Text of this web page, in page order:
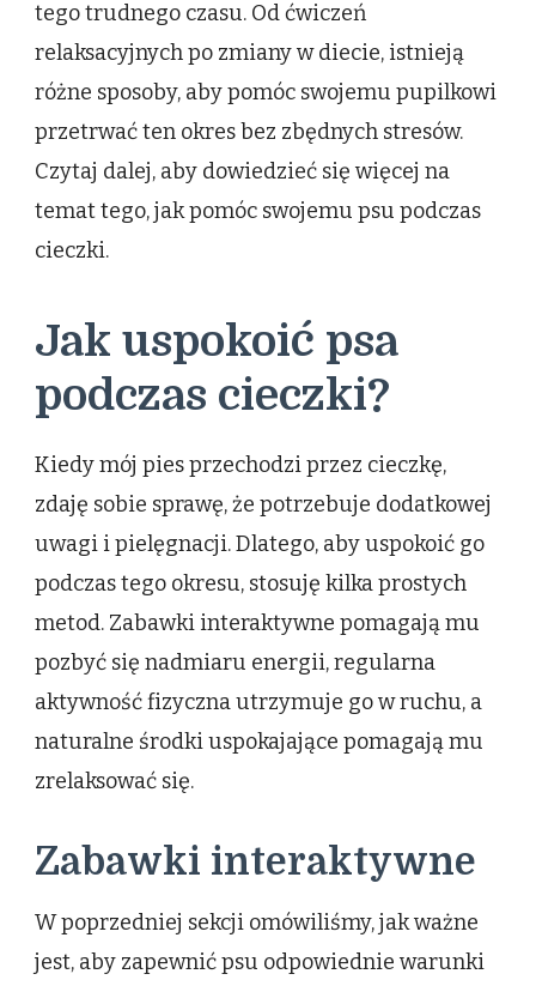
tego trudnego czasu. Od ćwiczeń
relaksacyjnych po zmiany w diecie, istnieją
różne sposoby, aby pomóc swojemu pupilkowi
przetrwać ten okres bez zbędnych stresów.
Czytaj dalej, aby dowiedzieć się więcej na
temat tego, jak pomóc swojemu psu podczas
cieczki.
Jak uspokoić psa
podczas cieczki?
Kiedy mój pies przechodzi przez cieczkę,
zdaję sobie sprawę, że potrzebuje dodatkowej
uwagi i pielęgnacji. Dlatego, aby uspokoić go
podczas tego okresu, stosuję kilka prostych
metod. Zabawki interaktywne pomagają mu
pozbyć się nadmiaru energii, regularna
aktywność fizyczna utrzymuje go w ruchu, a
naturalne środki uspokajające pomagają mu
zrelaksować się.
Zabawki interaktywne
W poprzedniej sekcji omówiliśmy, jak ważne
jest, aby zapewnić psu odpowiednie warunki